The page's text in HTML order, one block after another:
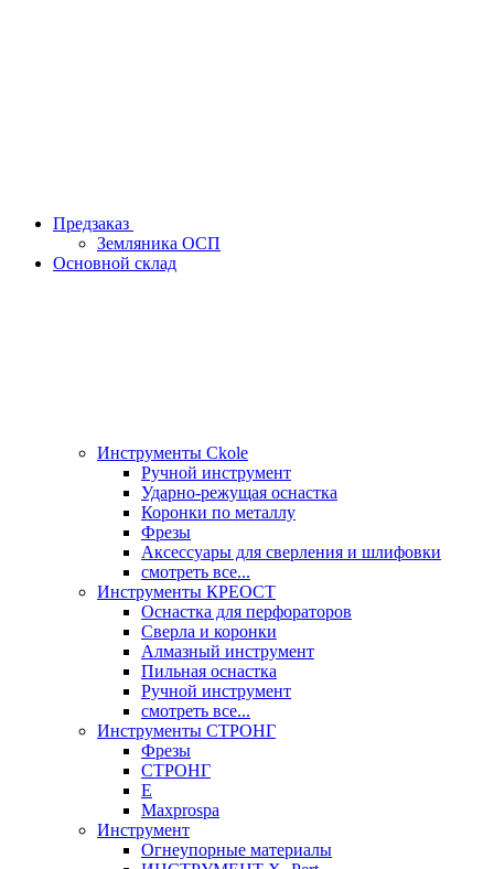
Предзаказ
Земляника ОСП
Основной склад
Инструменты Ckole
Ручной инструмент
Ударно‑режущая оснастка
Коронки по металлу
Фрезы
Аксессуары для сверления и шлифовки
смотреть все...
Инструменты КРЕОСТ
Оснастка для перфораторов
Сверла и коронки
Алмазный инструмент
Пильная оснастка
Ручной инструмент
смотреть все...
Инструменты СТРОНГ
Фрезы
СТРОНГ
Е
Maxprospa
Инструмент
Огнеупорные материалы